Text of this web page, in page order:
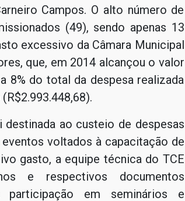
Campos. O alto número de
(49), sendo apenas 13
excessivo da Câmara Municipal
que, em 2014 alcançou o valor
8% do total da despesa realizada
ao custeio de despesas
voltados à capacitação de
gasto, a equipe técnica do TCE
e respectivos documentos
em seminários e